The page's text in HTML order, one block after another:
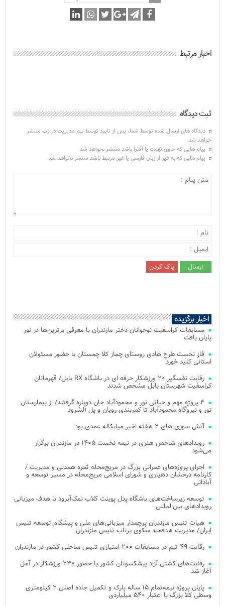
اخبار مرتبط
ثبت دیدگاه
دیدگاه های ارسال شده توسط شما، پس از تایید توسط تیم مدیریت در وب منتشر
خواهد شد.
پیام هایی که حاوی تهمت یا افترا باشد منتشر نخواهد شد.
پیام هایی که به غیر از زبان فارسی یا غیر مرتبط باشد منتشر نخواهد شد.
اخبار برگزیده
مسابقات کراسفیت نوجوانان دختر مازندران با معرفی برترین‌ها در نور
پایان یافت
فاز نخست طرح هادی روستای چماز کلا چمستان با حضور مسئولان
استانی کلید خورد
رقابت نفسگیر ۲۰ ورزشکار حرفه ای در باشگاه RX بابل/ قهرمانان
کراسفیت شهرستان بابل مشخص شدند
۴ پروژه مهم و حیاتی نور و محمودآباد جان دوباره گرفتند/ از بیمارستان
نور و نیروگاه محمودآباد تا کمربندی رویان و پل آلشرود
آتش‌ سوزی‌ های ۲ هفته اخیر میانکاله عمدی بود
رویدادهای شاخص هنری در نیمه نخست ۱۴۰۵ در مازندران برگزار
می‌شود
اجرای پروژه‌های عمرانی بزرگ در مریج‌محله ثمره همدلی و مدیریت /
کارنامه درخشان دهیاری و شورای اسلامی مریج‌محله در مسیر توسعه و
آبادانی
توسعه زیرساخت‌های باشگاه پدل پوینت کلاب نمک‌آبرود با هدف میزبانی
رویدادهای بین‌المللی
هیات تنیس مازندران پرچمدار میزبانی‌های ملی و پیشگام توسعه تنیس
ایران/ مدیریت هدفمند سکوی پرتاب تنیس مازندران
رقابت ۴۹ تیم در مسابقات ۲۰۰ امتیازی تنیس ساحلی کشور در مازندران
رقابت‌های کشتی آزاد پیشکسوتان کشور با حضور ۲۳۰ ورزشکار در آمل
آغاز شد
پایان پروژه نیمه‌تمام ۱۵ ساله پارک و تکمیل جاده اصلی ۲ کیلومتری
وسطی کلا بزرگ با اعتبار ۵۴۰ میلیاردی